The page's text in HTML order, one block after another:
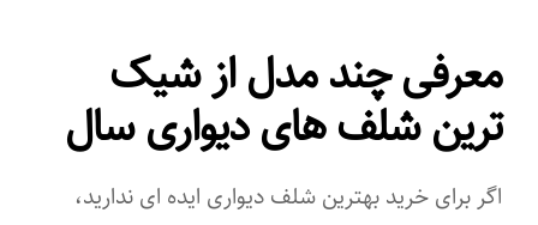
معرفی چند مدل از شیک
ترین شلف های دیواری سال
اگر برای خرید بهترین شلف دیواری ایده ای ندارید،